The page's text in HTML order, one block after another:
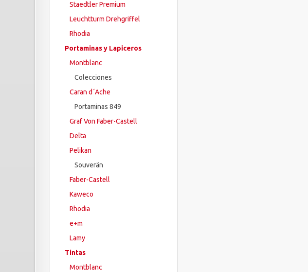
Staedtler Premium
Leuchtturm Drehgriffel
Rhodia
Portaminas y Lapiceros
Montblanc
Colecciones
Caran d´Ache
Portaminas 849
Graf Von Faber-Castell
Delta
Pelikan
Souverän
Faber-Castell
Kaweco
Rhodia
e+m
Lamy
Tintas
Montblanc